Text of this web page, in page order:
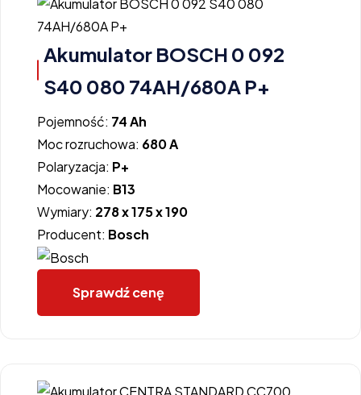
Akumulator BOSCH 0 092
S40 080 74AH/680A P+
Pojemność: 74 Ah
Moc rozruchowa: 680 A
Polaryzacja: P+
Mocowanie: B13
Wymiary: 278 x 175 x 190
Producent: Bosch
Sprawdź cenę